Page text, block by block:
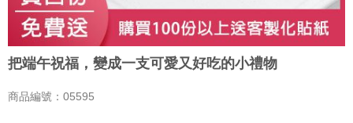
把端午祝福，變成一支可愛又好吃的小禮物
商品編號：05595